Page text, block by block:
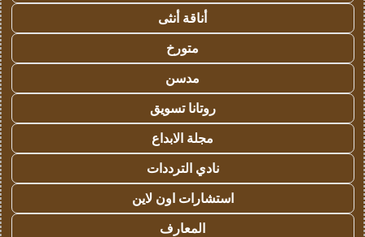
أناقة أنثى
متورخ
مدسن
روتانا تسويق
مجلة الابداع
نادي الترددات
استشارات اون لاين
المعارف